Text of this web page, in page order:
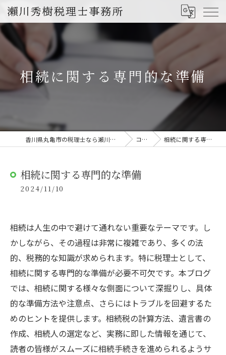
相続に関する専門的な準備
香川県丸亀市の税理士なら瀨川秀樹税理士事務所 コラム 相続に関する専門的な準備
相続に関する専門的な準備
2024/11/10
相続は人生の中で避けて通れない重要なテーマです。し
かしながら、その過程は非常に複雑であり、多くの法
的、税務的な知識が求められます。特に税理士として、
相続に関する専門的な準備が必要不可欠です。本ブログ
では、相続に関する様々な側面について深掘りし、具体
的な準備方法や注意点、さらにはトラブルを回避するた
めのヒントを提供します。相続税の計算方法、遺言書の
作成、相続人の選定など、実務に即した情報を通じて、
読者の皆様がスムーズに相続手続きを進められるようサ